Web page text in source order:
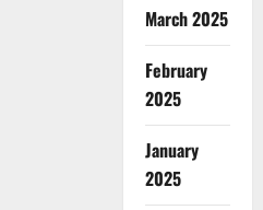
March 2025
February
2025
January
2025